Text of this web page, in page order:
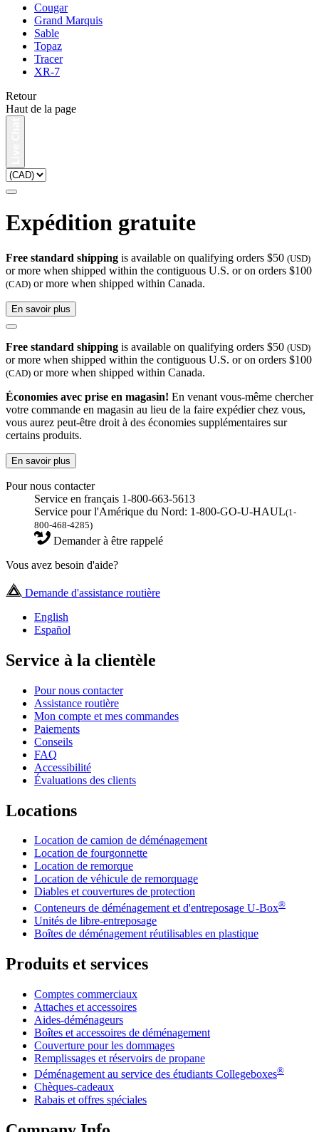
Cougar
Grand Marquis
Sable
Topaz
Tracer
XR-7
Retour
Haut de la page
Expédition gratuite
Free standard shipping is available on qualifying orders $50 (USD)
or more when shipped within the contiguous U.S. or on orders $100
(CAD) or more when shipped within Canada.
En savoir plus
Free standard shipping is available on qualifying orders $50 (USD)
or more when shipped within the contiguous U.S. or on orders $100
(CAD) or more when shipped within Canada.
Économies avec prise en magasin! En venant vous-même chercher
votre commande en magasin au lieu de la faire expédier chez vous,
vous aurez peut-être droit à des économies supplémentaires sur
certains produits.
En savoir plus
Pour nous contacter
Service en français 1-800-663-5613
Service pour l'Amérique du Nord: 1-800-GO-U-HAUL(1-
800-468-4285)
Demander à être rappelé
Vous avez besoin d'aide?
Demande d'assistance routière
English
Español
Service à la clientèle
Pour nous contacter
Assistance routière
Mon compte et mes commandes
Paiements
Conseils
FAQ
Accessibilité
Évaluations des clients
Locations
Location de camion de déménagement
Location de fourgonnette
Location de remorque
Location de véhicule de remorquage
Diables et couvertures de protection
Conteneurs de déménagement et d'entreposage U-Box®
Unités de libre-entreposage
Boîtes de déménagement réutilisables en plastique
Produits et services
Comptes commerciaux
Attaches et accessoires
Aides-déménageurs
Boîtes et accessoires de déménagement
Couverture pour les dommages
Remplissages et réservoirs de propane
Déménagement au service des étudiants Collegeboxes®
Chèques-cadeaux
Rabais et offres spéciales